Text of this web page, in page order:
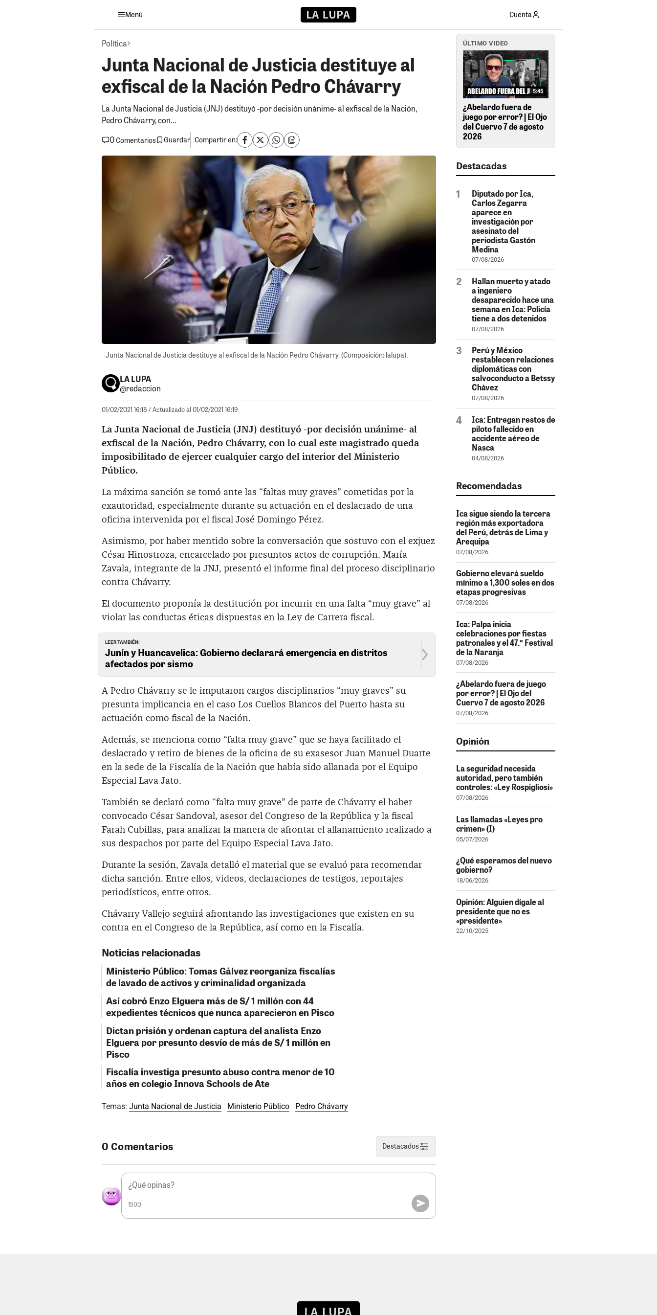
Menú Cuenta
Política
Junta Nacional de Justicia destituye al
exfiscal de la Nación Pedro Chávarry
La Junta Nacional de Justicia (JNJ) destituyó -por decisión unánime- al exfiscal de la Nación,
Pedro Chávarry, con...
0Comentarios Guardar Compartir en:
Junta Nacional de Justicia destituye al exfiscal de la Nación Pedro Chávarry. (Composición: lalupa).
LA LUPA
@redaccion
01/02/2021 16:18 / Actualizado al 01/02/2021 16:19
La Junta Nacional de Justicia (JNJ) destituyó -por decisión unánime- al
exfiscal de la Nación, Pedro Chávarry, con lo cual este magistrado queda
imposibilitado de ejercer cualquier cargo del interior del Ministerio
Público.
La máxima sanción se tomó ante las “faltas muy graves” cometidas por la
exautoridad, especialmente durante su actuación en el deslacrado de una
oficina intervenida por el fiscal José Domingo Pérez.
Asimismo, por haber mentido sobre la conversación que sostuvo con el exjuez
César Hinostroza, encarcelado por presuntos actos de corrupción. María
Zavala, integrante de la JNJ, presentó el informe final del proceso disciplinario
contra Chávarry.
El documento proponía la destitución por incurrir en una falta “muy grave” al
violar las conductas éticas dispuestas en la Ley de Carrera fiscal.
LEER TAMBIÉN:
Junín y Huancavelica: Gobierno declarará emergencia en distritos
afectados por sismo
A Pedro Chávarry se le imputaron cargos disciplinarios “muy graves” su
presunta implicancia en el caso Los Cuellos Blancos del Puerto hasta su
actuación como fiscal de la Nación.
Además, se menciona como “falta muy grave” que se haya facilitado el
deslacrado y retiro de bienes de la oficina de su exasesor Juan Manuel Duarte
en la sede de la Fiscalía de la Nación que había sido allanada por el Equipo
Especial Lava Jato.
También se declaró como “falta muy grave” de parte de Chávarry el haber
convocado César Sandoval, asesor del Congreso de la República y la fiscal
Farah Cubillas, para analizar la manera de afrontar el allanamiento realizado a
sus despachos por parte del Equipo Especial Lava Jato.
Durante la sesión, Zavala detalló el material que se evaluó para recomendar
dicha sanción. Entre ellos, videos, declaraciones de testigos, reportajes
periodísticos, entre otros.
Chávarry Vallejo seguirá afrontando las investigaciones que existen en su
contra en el Congreso de la República, así como en la Fiscalía.
Noticias relacionadas
Ministerio Público: Tomas Gálvez reorganiza fiscalías
de lavado de activos y criminalidad organizada
Así cobró Enzo Elguera más de S/ 1 millón con 44
expedientes técnicos que nunca aparecieron en Pisco
Dictan prisión y ordenan captura del analista Enzo
Elguera por presunto desvío de más de S/ 1 millón en
Pisco
Fiscalía investiga presunto abuso contra menor de 10
años en colegio Innova Schools de Ate
Temas: Junta Nacional de Justicia Ministerio Público Pedro Chávarry
0 Comentarios Destacados
1500
ÚLTIMO VIDEO
5:45
¿Abelardo fuera de
juego por error? | El Ojo
del Cuervo 7 de agosto
2026
Destacadas
Diputado por Ica,
Carlos Zegarra
aparece en
investigación por
asesinato del
periodista Gastón
Medina
07/08/2026
Hallan muerto y atado
a ingeniero
desaparecido hace una
semana en Ica: Policía
tiene a dos detenidos
07/08/2026
Perú y México
restablecen relaciones
diplomáticas con
salvoconducto a Betssy
Chávez
07/08/2026
Ica: Entregan restos de
piloto fallecido en
accidente aéreo de
Nasca
04/08/2026
Recomendadas
Ica sigue siendo la tercera
región más exportadora
del Perú, detrás de Lima y
Arequipa
07/08/2026
Gobierno elevará sueldo
mínimo a 1,300 soles en dos
etapas progresivas
07/08/2026
Ica: Palpa inicia
celebraciones por fiestas
patronales y el 47.º Festival
de la Naranja
07/08/2026
¿Abelardo fuera de juego
por error? | El Ojo del
Cuervo 7 de agosto 2026
07/08/2026
Opinión
La seguridad necesida
autoridad, pero también
controles: «Ley Rospigliosi»
07/08/2026
Las llamadas «Leyes pro
crimen» (I)
05/07/2026
¿Qué esperamos del nuevo
gobierno?
18/06/2026
Opinión: Alguien dígale al
presidente que no es
«presidente»
22/10/2025